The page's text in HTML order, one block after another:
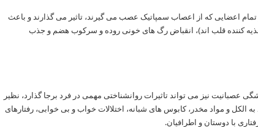
تمام اعضایی که از اعصاب سمپاتیک عصب می گیرند، تاثیر می گذارند و باعث
کننده قلب اند)، انقباض رگ های خونی روده و سرکوب هضم و جذب
عصبانیت نیز می تواند تاثیرات روانشناختی مهمی در فرد برجا گذارد، نظیر
به الکل و مواد مخدر، کابوس های شبانه، اختلالات خواب و بی خوابی، رفتارهای
با دوستان و اطرافیان.